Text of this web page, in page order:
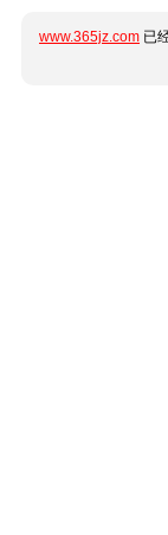
www.365jz.com 已